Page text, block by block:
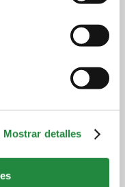
Mostrar detalles